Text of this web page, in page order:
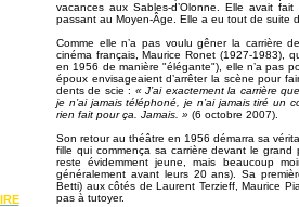
vacances aux Sables-d’Olonne. Elle avait
passant au Moyen-Âge. Elle a eu tout de suite
Comme elle n’a pas voulu gêner la carrière
cinéma français, Maurice Ronet (1927-1983),
en 1956 de manière "élégante"), elle n’a pas
époux envisageaient d’arrêter la scène pour
dents de scie : « J’ai exactement la carrière
je n’ai jamais téléphoné, je n’ai jamais tiré un
rien fait pour ça. Jamais. » (6 octobre 2007).
Son retour au théâtre en 1956 démarra sa
fille qui commença sa carrière devant le
reste évidemment jeune, mais beaucoup
généralement avant leurs 20 ans). Sa
Betti) aux côtés de Laurent Terzieff, Maurice
pas à tutoyer.